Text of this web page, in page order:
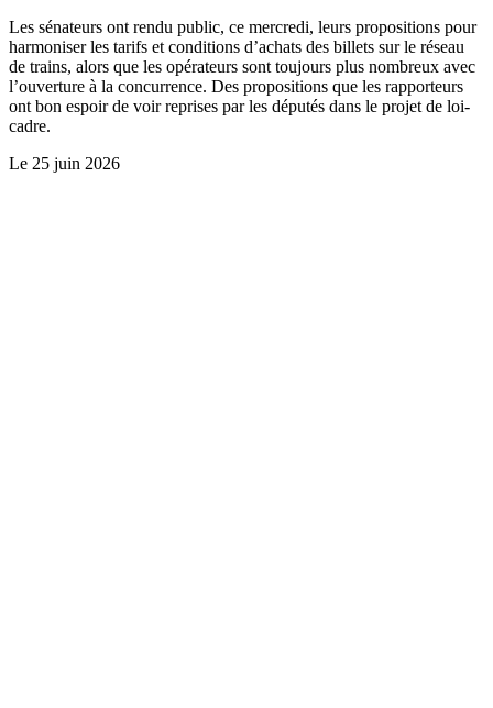
Les sénateurs ont rendu public, ce mercredi, leurs propositions pour
harmoniser les tarifs et conditions d’achats des billets sur le réseau
de trains, alors que les opérateurs sont toujours plus nombreux avec
l’ouverture à la concurrence. Des propositions que les rapporteurs
ont bon espoir de voir reprises par les députés dans le projet de loi-
cadre.
Le 25 juin 2026